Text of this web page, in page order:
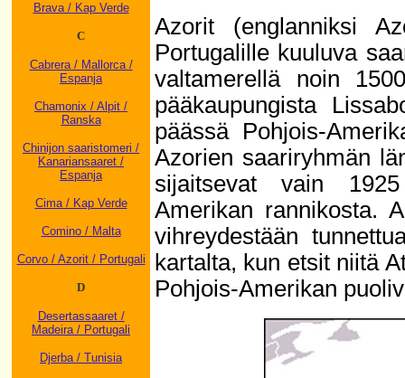
Brava / Kap Verde
C
Cabrera / Mallorca /
Espanja
Chamonix / Alpit /
Ranska
Chinijon saaristomeri /
Kanariansaaret /
Espanja
Cima / Kap Verde
Comino / Malta
Corvo / Azorit / Portugali
D
Desertassaaret /
Madeira / Portugali
Djerba / Tunisia
Azorit (englanniksi
Portugalille kuuluva
valtamerellä noin
pääkaupungista
päässä Pohjois-
Azorien saariryhmän
sijaitsevat vain
Amerikan rannikosta.
vihreydestään
kartalta, kun etsit niitä
Pohjois-Amerikan